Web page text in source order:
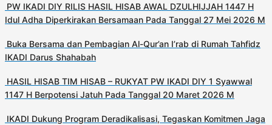
PW IKADI DIY RILIS HASIL HISAB AWAL DZULHIJJAH 1447 H
Idul Adha Diperkirakan Bersamaan Pada Tanggal 27 Mei 2026 M
Buka Bersama dan Pembagian Al-Qur’an I’rab di Rumah Tahfidz
IKADI Darus Shahabah
HASIL HISAB TIM HISAB – RUKYAT PW IKADI DIY 1 Syawwal
1147 H Berpotensi Jatuh Pada Tanggal 20 Maret 2026 M
IKADI Dukung Program Deradikalisasi, Tegaskan Komitmen Jaga